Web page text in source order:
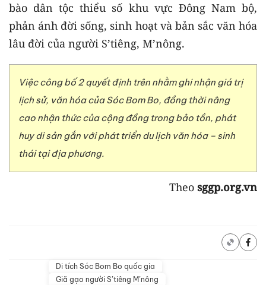
bào dân tộc thiểu số khu vực Đông Nam bộ,
phản ánh đời sống, sinh hoạt và bản sắc văn hóa
lâu đời của người S’tiêng, M’nông.
Việc công bố 2 quyết định trên nhằm ghi nhận giá trị
lịch sử, văn hóa của Sóc Bom Bo, đồng thời nâng
cao nhận thức của cộng đồng trong bảo tồn, phát
huy di sản gắn với phát triển du lịch văn hóa – sinh
thái tại địa phương.
Theo sggp.org.vn
Di tích Sóc Bom Bo quốc gia
Giã gạo người S’tiêng M’nông